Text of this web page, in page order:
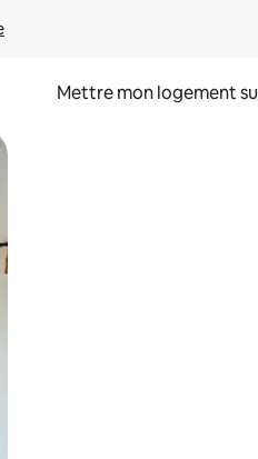
Mettre mon logement